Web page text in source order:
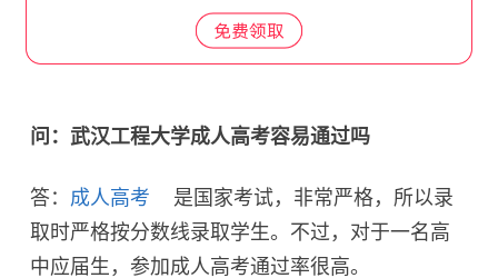
问：武汉工程大学成人高考容易通过吗
答： 成人高考
是国家考试，非常严格，所以录
取时严格按分数线录取学生。不过，对于一名高
中应届生，参加成人高考通过率很高。